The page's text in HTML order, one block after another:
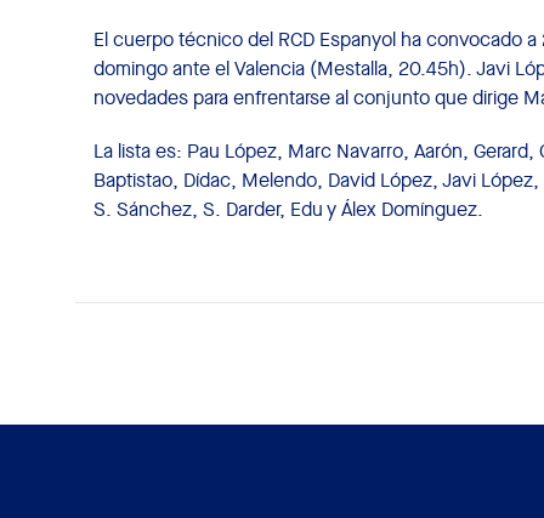
El cuerpo técnico del RCD Espanyol ha convocado
domingo ante el Valencia (Mestalla, 20.45h). Javi
novedades para enfrentarse al conjunto que dirige
La lista es: Pau López, Marc Navarro, Aarón,
Baptistao, Dídac, Melendo, David López, Javi
S. Sánchez, S. Darder, Edu y Álex Domínguez.